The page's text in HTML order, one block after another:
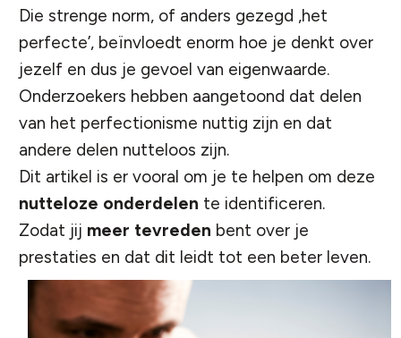
Die strenge norm, of anders gezegd ‚het
perfecte’, beïnvloedt enorm hoe je denkt over
jezelf en dus je gevoel van eigenwaarde.
Onderzoekers hebben aangetoond dat delen
van het perfectionisme nuttig zijn en dat
andere delen nutteloos zijn.
Dit artikel is er vooral om je te helpen om deze
nutteloze onderdelen te identificeren.
Zodat jij meer tevreden bent over je
prestaties en dat dit leidt tot een beter leven.